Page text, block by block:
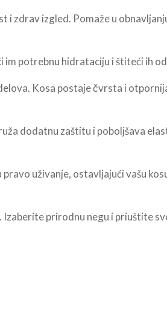
zdrav izgled. Pomaže u
im potrebnu hidrataciju i štiteći ih
Kosa postaje čvrsta i
dodatnu zaštitu i poboljšava
uživanje, ostavljajući vašu
Izaberite prirodnu negu i priuštite